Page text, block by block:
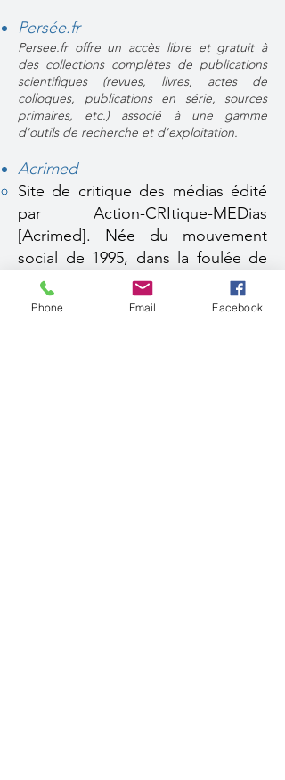
Persée.fr
Persee.fr offre un accès libre et gratuit à
des collections complètes de publications
scientifiques (revues, livres, actes de
colloques, publications en série, sources
primaires, etc.) associé à une gamme
d'outils de recherche et d'exploitation.
Acrimed
Site de critique des médias​ édité
par Action-CRItique-MEDias
[Acrimed]. Née du mouvement
social de 1995, dans la foulée de
l’Appel à la solidarité avec les
grévistes, cette association, pour
Phone Email Facebook